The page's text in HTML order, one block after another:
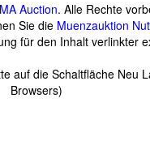
Auction. Alle Rechte
Sie die Muenzauktion
für den Inhalt verlinkter
auf die Schaltfläche Neu
Browsers)